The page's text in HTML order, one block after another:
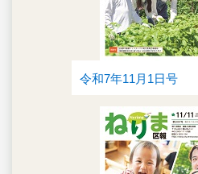
令和7年11月1日号